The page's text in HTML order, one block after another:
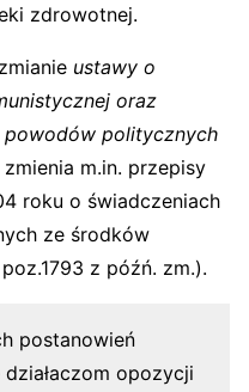
zdrowotnej.
ustawy o
oraz
powodów politycznych
zmienia m.in. przepisy
roku o świadczeniach
ze środków
z późń. zm.).
postanowień
opozycji